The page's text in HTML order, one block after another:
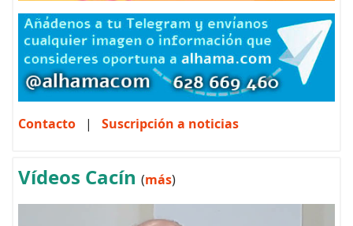
Contacto | Suscripción a noticias
Vídeos Cacín (más)